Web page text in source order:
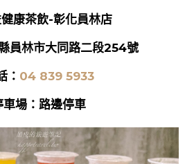
康茶飲-彰化員林店
員林市大同路二段254號
： 04 839 5933
車場：路邊停車